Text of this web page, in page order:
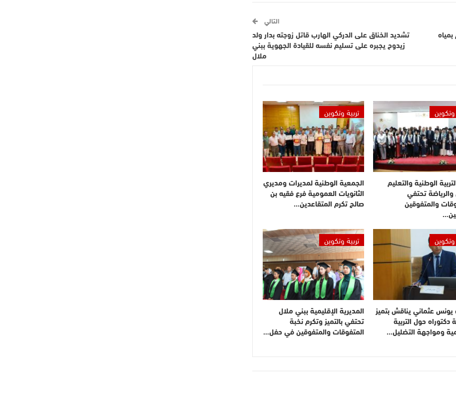
التالي
تشديد الخناق على الدركي الهارب قاتل زوجته بدار ولد
زيدوح يجبره على تسليم نفسه للقيادة الجهوية ببني
ملال
وتكوين
الوطنية والتعليم
والرياضة تحتفي
والمتفوقين
تربية وتكوين
الجمعية الوطنية لمديرات ومديري
الثانويات العمومية فرع فقيه بن
صالح تكرم المتقاعدين…
وتكوين
يونس عثماني يناقش بتميز
دكتوراه حول التربية
ومواجهة التضليل…
تربية وتكوين
المديرية الإقليمية ببني ملال
تحتفي بالتميز وتكرم نخبة
المتفوقات والمتفوقين في حفل…